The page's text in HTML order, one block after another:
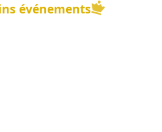
événements